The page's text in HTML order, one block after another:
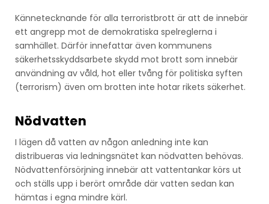
Kännetecknande för alla terroristbrott är att de innebär
ett angrepp mot de demokratiska spelreglerna i
samhället. Därför innefattar även kommunens
säkerhetsskyddsarbete skydd mot brott som innebär
användning av våld, hot eller tvång för politiska syften
(terrorism) även om brotten inte hotar rikets säkerhet.
Nödvatten
I lägen då vatten av någon anledning inte kan
distribueras via ledningsnätet kan nödvatten behövas.
Nödvattenförsörjning innebär att vattentankar körs ut
och ställs upp i berört område där vatten sedan kan
hämtas i egna mindre kärl.